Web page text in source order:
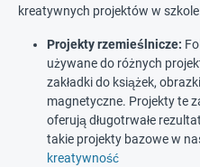
kreatywnych projektów w
Projekty rzemieślnicze:
używane do różnych
zakładki do książek,
magnetyczne. Projekty te
oferują długotrwałe
takie projekty bazowe w
kreatywność